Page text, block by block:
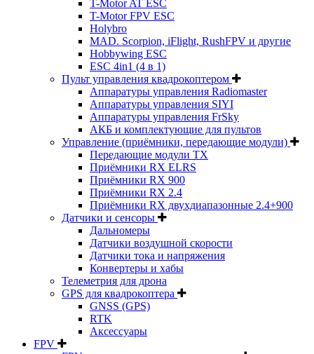
T-Motor AT ESC
T-Motor FPV ESC
Holybro
MAD. Scorpion, iFlight, RushFPV и другие
Hobbywing ESC
ESC 4in1 (4 в 1)
Пульт управления квадрокоптером
Аппаратуры управления Radiomaster
Аппаратуры управления SIYI
Аппаратуры управления FrSky
АКБ и комплектующие для пультов
Управление (приёмники, передающие модули)
Передающие модули TX
Приёмники RX ELRS
Приёмники RX 900
Приёмники RX 2.4
Приёмники RX двухдиапазонные 2.4+900
Датчики и сенсоры
Дальномеры
Датчики воздушной скорости
Датчики тока и напряжения
Конвертеры и хабы
Телеметрия для дрона
GPS для квадрокоптера
GNSS (GPS)
RTK
Аксессуары
FPV